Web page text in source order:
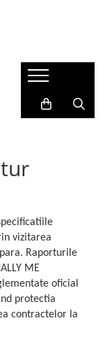
vizitarea
Raporturile
ME
oficial
protectia
contractelor la